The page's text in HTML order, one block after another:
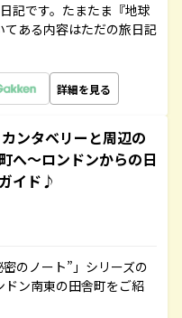
記です。たまたま『地球
ある内容はただの旅日記
詳細を見る
ンタベリーと周辺の
へ～ロンドンからの日
イド♪
のノート”」シリーズの
ン南東の田舎町をご紹